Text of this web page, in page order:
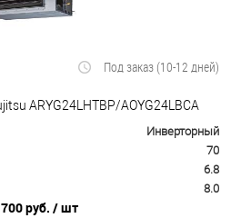
Под заказ (10-12 дней)
ARYG24LHTBP/AOYG24LBCA
Инверторный
70
6.8
8.0
руб. / шт